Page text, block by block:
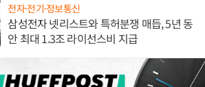
전자·전기·정보통신
삼성전자 넷리스트와 특허분쟁 매듭, 5년 동
안 최대 1.3조 라이선스비 지급